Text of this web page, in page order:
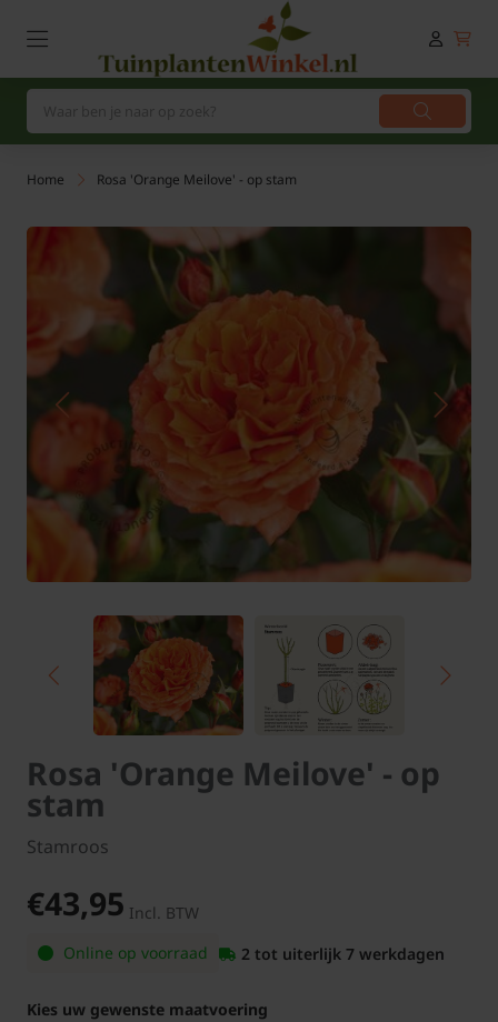
Home Rosa 'Orange Meilove' - op stam
Rosa 'Orange Meilove' - op
stam
Stamroos
€43,95 Incl. BTW
Online op voorraad
2 tot uiterlijk 7 werkdagen
Kies uw gewenste maatvoering